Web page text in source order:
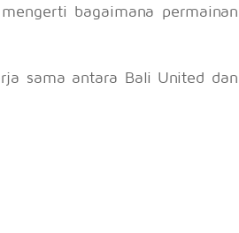
bagaimana permainan
sama antara Bali United dan